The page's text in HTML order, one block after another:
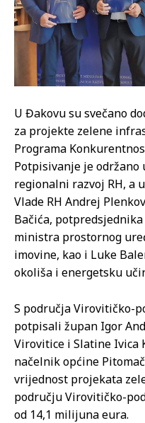
U Đakovu su svečano
za projekte zelene
Programa
Potpisivanje je održano
regionalni razvoj RH, a
Vlade RH Andrej
Bačića,
ministra prostornog
imovine, kao i Luke
okoliša i energetsku
S područja Virovitičko-
potpisali župan Igor
Virovitice i Slatine Ivica
načelnik općine
vrijednost projekata
području Virovitičko-
od 14,1 milijuna eura.